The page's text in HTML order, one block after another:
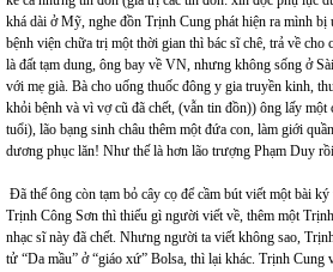
khá dài ở Mỹ, nghe đồn Trịnh Cung phát hiện ra mình
bệnh viện chữa trị một thời gian thì bác sĩ chê, trả về
là đất tạm dung, ông bay về VN, nhưng không sống ở
với mẹ già. Bà cho uống thuốc đông y gia truyền kinh,
khỏi bệnh và vì vợ cũ đã chết, (vẫn tin đồn)) ông lấy một
tuổi), lão bạng sinh châu thêm một đứa con, làm giới
dương phục lăn! Như thế là hơn lão trượng Phạm Duy
Đã thế ông còn tạm bỏ cây cọ để cầm bút viết một bài
Trịnh Công Sơn thì thiếu gì người viết về, thêm một
nhạc sĩ này đã chết. Nhưng người ta viết không sao,
tử “Da mầu” ở “giáo xứ” Bolsa, thì lại khác. Trịnh Cung